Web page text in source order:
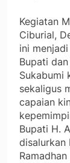
Kegiatan
Ciburial,
ini
Bupati
Sukabumi
sekaligus
capaian
Bupati H.
disalurkan